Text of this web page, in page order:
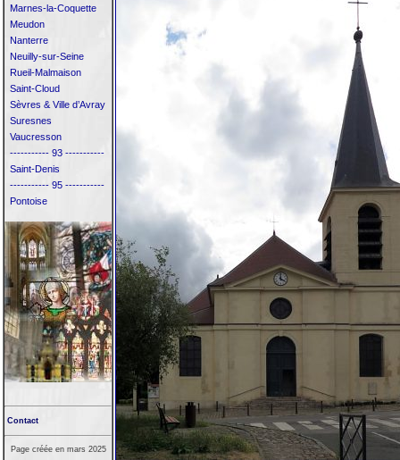
Marnes-la-Coquette
Meudon
Nanterre
Neuilly-sur-Seine
Rueil-Malmaison
Saint-Cloud
Sèvres & Ville d’Avray
Suresnes
Vaucresson
----------- 93 -----------
Saint-Denis
----------- 95 -----------
Pontoise
Contact
Page créée en mars 2025